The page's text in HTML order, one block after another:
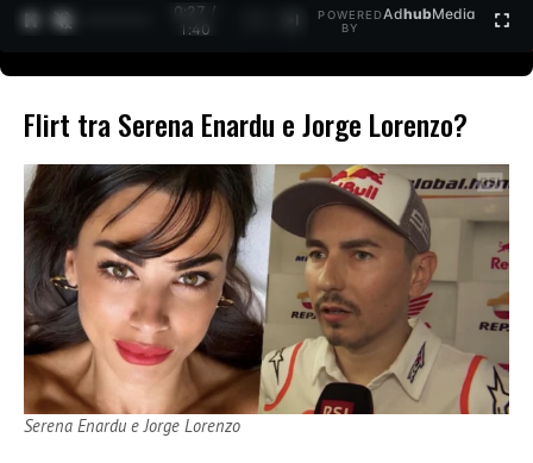
0:27 /
1:40
POWERED
BY
AdhubMedia
Flirt tra Serena Enardu e Jorge Lorenzo?
Serena Enardu e Jorge Lorenzo